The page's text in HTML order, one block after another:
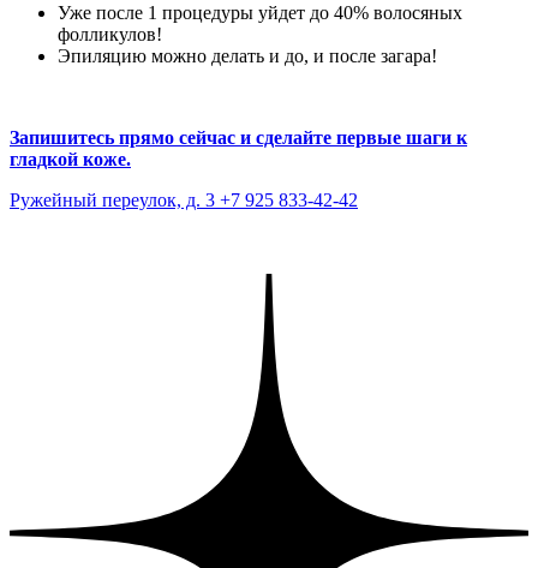
Уже после 1 процедуры уйдет до 40% волосяных
фолликулов!
Эпиляцию можно делать и до, и после загара!
Запишитесь прямо сейчас и сделайте первые шаги к
гладкой коже.
Ружейный переулок, д. 3 +7 925 833-42-42